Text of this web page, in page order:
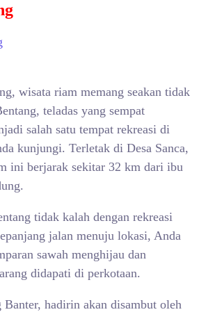
wisata riam memang seakan tidak
teladas yang sempat
salah satu tempat rekreasi di
kunjungi. Terletak di Desa Sanca,
ini berjarak sekitar 32 km dari ibu
tidak kalah dengan rekreasi
jalan menuju lokasi, Anda
sawah menghijau dan
didapati di perkotaan.
Banter, hadirin akan disambut oleh